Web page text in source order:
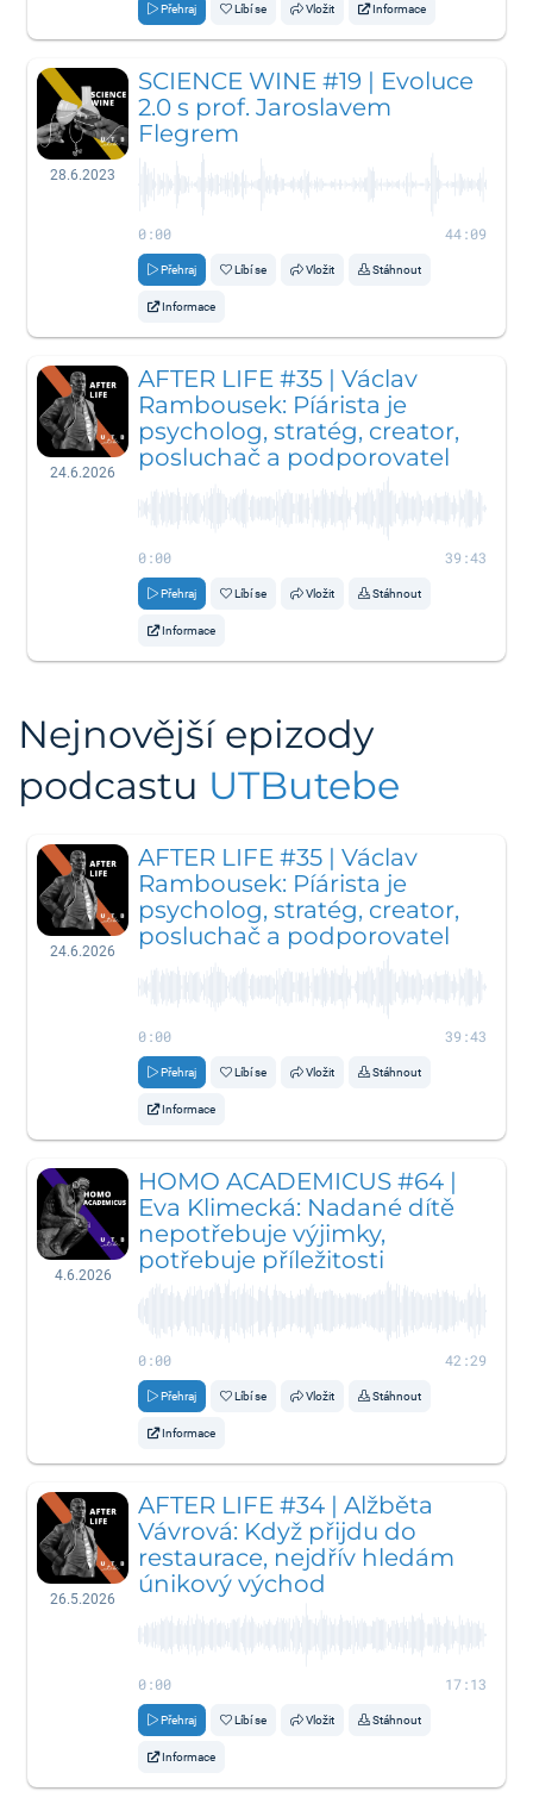
Přehraj Líbí se Vložit Informace
28.6.2023
SCIENCE WINE #19 | Evoluce
2.0 s prof. Jaroslavem
Flegrem
0:00 44:09
Přehraj Líbí se Vložit Stáhnout
Informace
24.6.2026
AFTER LIFE #35 | Václav
Rambousek: Píárista je
psycholog, stratég, creator,
posluchač a podporovatel
0:00 39:43
Přehraj Líbí se Vložit Stáhnout
Informace
Nejnovější epizody
podcastu UTButebe
24.6.2026
AFTER LIFE #35 | Václav
Rambousek: Píárista je
psycholog, stratég, creator,
posluchač a podporovatel
0:00 39:43
Přehraj Líbí se Vložit Stáhnout
Informace
4.6.2026
HOMO ACADEMICUS #64 |
Eva Klimecká: Nadané dítě
nepotřebuje výjimky,
potřebuje příležitosti
0:00 42:29
Přehraj Líbí se Vložit Stáhnout
Informace
26.5.2026
AFTER LIFE #34 | Alžběta
Vávrová: Když přijdu do
restaurace, nejdřív hledám
únikový východ
0:00 17:13
Přehraj Líbí se Vložit Stáhnout
Informace